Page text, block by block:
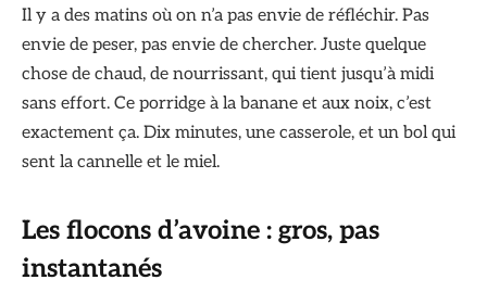
Il y a des matins où on n’a pas envie de réfléchir. Pas
envie de peser, pas envie de chercher. Juste quelque
chose de chaud, de nourrissant, qui tient jusqu’à midi
sans effort. Ce porridge à la banane et aux noix, c’est
exactement ça. Dix minutes, une casserole, et un bol qui
sent la cannelle et le miel.
Les flocons d’avoine : gros, pas
instantanés